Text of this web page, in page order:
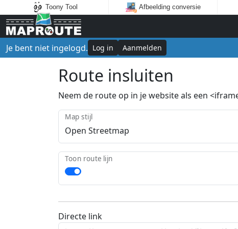
Toony Tool Afbeelding conversie
Je bent niet ingelogd. Log in Aanmelden
Route insluiten
Neem de route op in je website als een
Map stijl
Toon route lijn
Directe link